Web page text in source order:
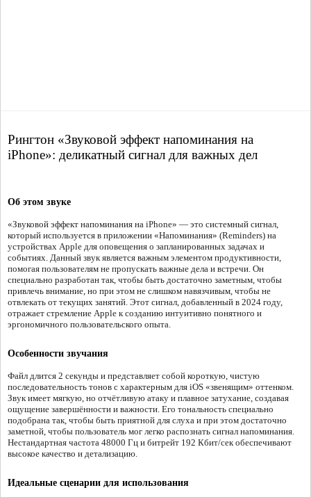
Рингтон «Звуковой эффект напоминания на
iPhone»: деликатный сигнал для важных дел
Об этом звуке
«Звуковой эффект напоминания на iPhone» — это системный сигнал,
который используется в приложении «Напоминания» (Reminders) на
устройствах Apple для оповещения о запланированных задачах и
событиях. Данный звук является важным элементом продуктивности,
помогая пользователям не пропускать важные дела и встречи. Он
специально разработан так, чтобы быть достаточно заметным, чтобы
привлечь внимание, но при этом не слишком навязчивым, чтобы не
отвлекать от текущих занятий. Этот сигнал, добавленный в 2024 году,
отражает стремление Apple к созданию интуитивно понятного и
эргономичного пользовательского опыта.
Особенности звучания
Файл длится 2 секунды и представляет собой короткую, чистую
последовательность тонов с характерным для iOS «звенящим» оттенком.
Звук имеет мягкую, но отчётливую атаку и плавное затухание, создавая
ощущение завершённости и важности. Его тональность специально
подобрана так, чтобы быть приятной для слуха и при этом достаточно
заметной, чтобы пользователь мог легко распознать сигнал напоминания.
Нестандартная частота 48000 Гц и битрейт 192 Кбит/сек обеспечивают
высокое качество и детализацию.
Идеальные сценарии для использования